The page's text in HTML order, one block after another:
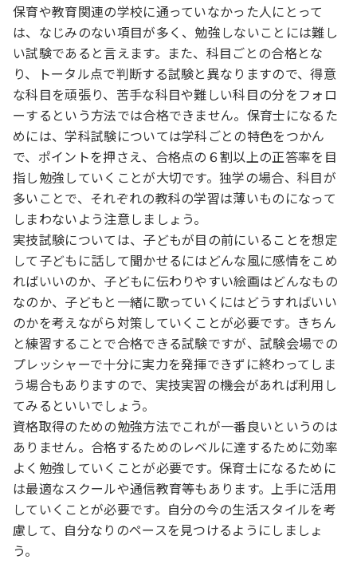
保育や教育関連の学校に通っていなかった人にとって
は、なじみのない項目が多く、勉強しないことには難し
い試験であると言えます。また、科目ごとの合格とな
り、トータル点で判断する試験と異なりますので、得意
な科目を頑張り、苦手な科目や難しい科目の分をフォロ
ーするという方法では合格できません。保育士になるた
めには、学科試験については学科ごとの特色をつかん
で、ポイントを押さえ、合格点の６割以上の正答率を目
指し勉強していくことが大切です。独学の場合、科目が
多いことで、それぞれの教科の学習は薄いものになって
しまわないよう注意しましょう。
実技試験については、子どもが目の前にいることを想定
して子どもに話して聞かせるにはどんな風に感情をこめ
ればいいのか、子どもに伝わりやすい絵画はどんなもの
なのか、子どもと一緒に歌っていくにはどうすればいい
のかを考えながら対策していくことが必要です。きちん
と練習することで合格できる試験ですが、試験会場での
プレッシャーで十分に実力を発揮できずに終わってしま
う場合もありますので、実技実習の機会があれば利用し
てみるといいでしょう。
資格取得のための勉強方法でこれが一番良いというのは
ありません。合格するためのレベルに達するために効率
よく勉強していくことが必要です。保育士になるために
は最適なスクールや通信教育等もあります。上手に活用
していくことが必要です。自分の今の生活スタイルを考
慮して、自分なりのペースを見つけるようにしましょ
う。